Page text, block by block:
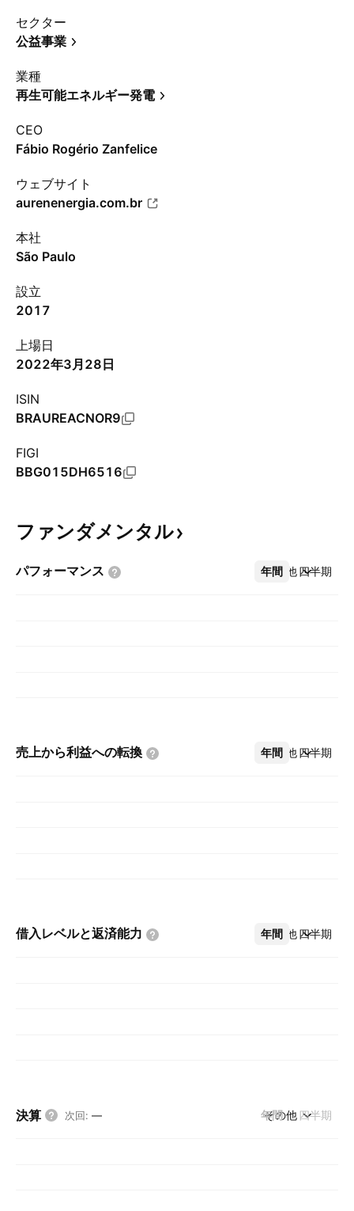
セクター
公益事業
業種
再生可能エネルギー発電
CEO
Fábio Rogério Zanfelice
ウェブサイト
aurenenergia.com.br
本社
São Paulo
設立
2017
上場日
2022年3月28日
ISIN
BRAUREACNOR9
FIGI
BBG015DH6516
ファンダメンタル
パフォーマンス 年間 四半期
その他
売上から利益への転換 年間 四半期
その他
借入レベルと返済能力 年間 四半期
その他
決算 次回: — 年間 四半期
その他